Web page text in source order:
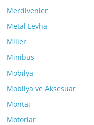
Merdivenler
Metal Levha
Miller
Minibüs
Mobilya
Mobilya ve Aksesuar
Montaj
Motorlar